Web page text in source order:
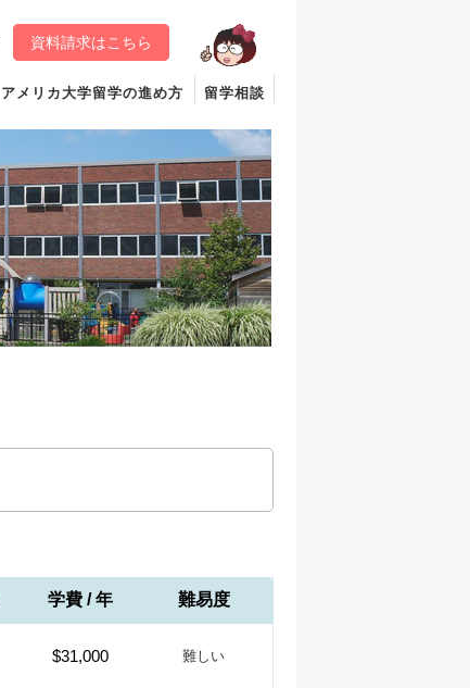
資料請求はこちら
アメリカ大学留学の進め方 留学相談
学費 / 年 難易度
$31,000 難しい